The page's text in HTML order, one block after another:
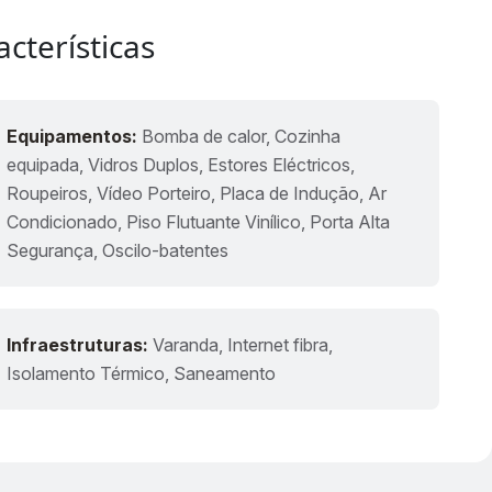
Equipamentos: Bomba de calor, Cozinha
equipada, Vidros Duplos, Estores Eléctricos,
Roupeiros, Vídeo Porteiro, Placa de Indução, Ar
Condicionado, Piso Flutuante Vinílico, Porta Alta
Segurança, Oscilo-batentes
Infraestruturas: Varanda, Internet fibra,
Isolamento Térmico, Saneamento